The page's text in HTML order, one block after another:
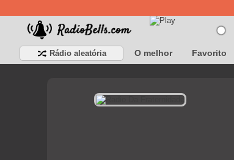
Rádio aleatória O melhor Favorito